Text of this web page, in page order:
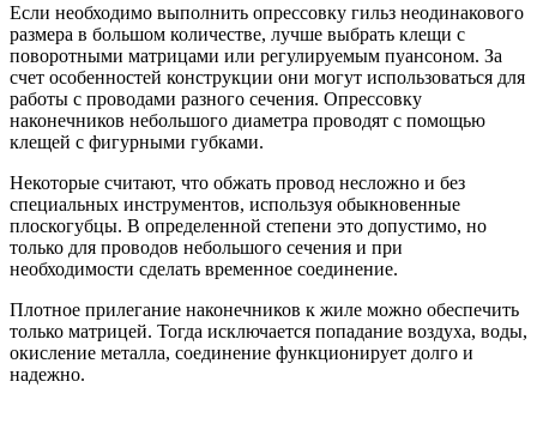
Если необходимо выполнить опрессовку гильз неодинакового
размера в большом количестве, лучше выбрать клещи с
поворотными матрицами или регулируемым пуансоном. За
счет особенностей конструкции они могут использоваться для
работы с проводами разного сечения. Опрессовку
наконечников небольшого диаметра проводят с помощью
клещей с фигурными губками.
Некоторые считают, что обжать провод несложно и без
специальных инструментов, используя обыкновенные
плоскогубцы. В определенной степени это допустимо, но
только для проводов небольшого сечения и при
необходимости сделать временное соединение.
Плотное прилегание наконечников к жиле можно обеспечить
только матрицей. Тогда исключается попадание воздуха, воды,
окисление металла, соединение функционирует долго и
надежно.